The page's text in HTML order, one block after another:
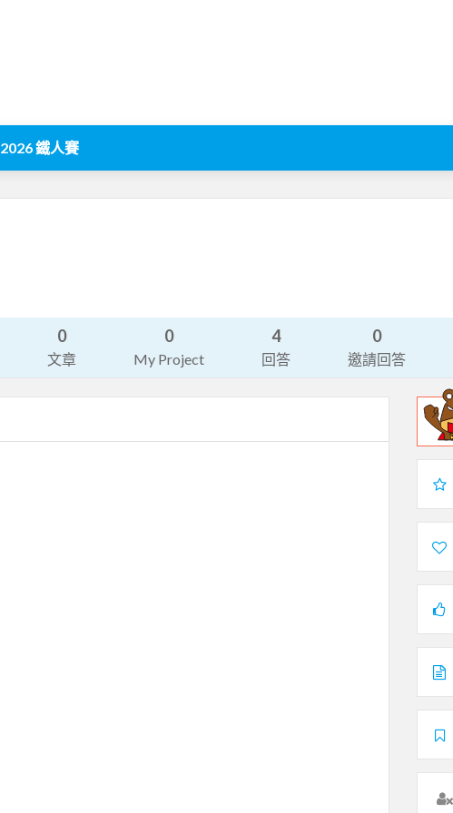
2026 鐵人賽
0
文章
0
My Project
4
回答
0
邀請回答